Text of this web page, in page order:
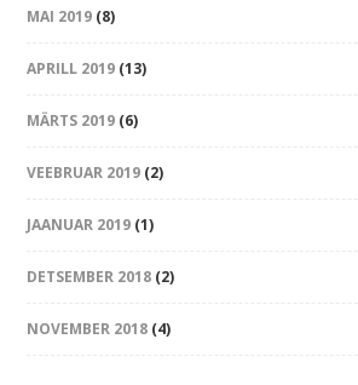
MAI 2019 (8)
APRILL 2019 (13)
MÄRTS 2019 (6)
VEEBRUAR 2019 (2)
JAANUAR 2019 (1)
DETSEMBER 2018 (2)
NOVEMBER 2018 (4)